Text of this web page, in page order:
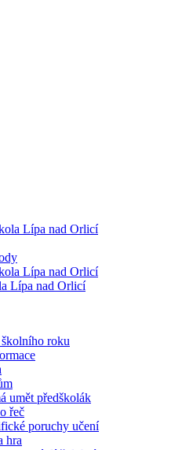
Lípa nad Orlicí
roku
umět předškolák
řeč
poruchy učení
hra